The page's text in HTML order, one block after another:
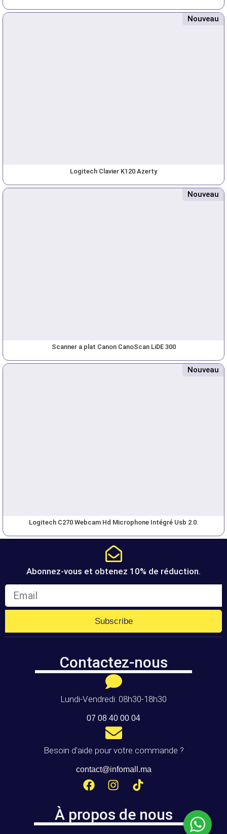
Nouveau
Logitech Clavier K120 Azerty
Nouveau
Scanner a plat Canon CanoScan LiDE 300
Nouveau
Logitech C270 Webcam Hd Microphone Intégré Usb 2.0.
Abonnez-vous et obtenez 10% de réduction.
Subscribe
Contactez-nous
Lundi-Vendredi: 08h30-18h30
07 08 40 00 04
Besoin d'aide pour votre commande ?
contact@infomall.ma
À propos de nous